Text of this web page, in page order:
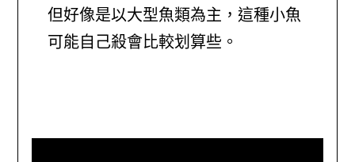
但好像是以大型魚類為主，這種小魚
可能自己殺會比較划算些。